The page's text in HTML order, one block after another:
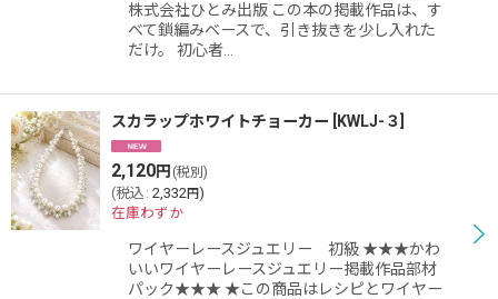
株式会社ひとみ出版 この本の掲載作品は、す
べて鎖編みベースで、引き抜きを少し入れた
だけ。 初心者…
スカラップホワイトチョーカー KWLJ-３
2,120円 (税別)
(税込 : 2,332円)
在庫わずか
ワイヤーレースジュエリー 初級 ★★★かわ
いいワイヤーレースジュエリー掲載作品部材
パック★★★ ★この商品はレシピとワイヤー